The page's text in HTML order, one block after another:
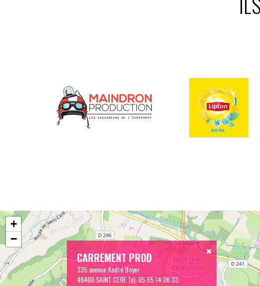
CARREMENT PROD
335 avenue André Boyer
46400 SAINT CERETél:05 65 14 06 33
+
−